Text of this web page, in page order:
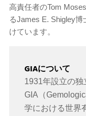
高責任者のTom
るJames E. Shigley
けています。
GIAについて
1931年設立の独
GIA（
学における世界